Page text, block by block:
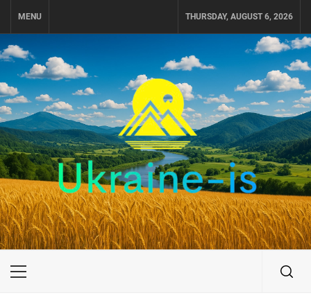
MENU THURSDAY, AUGUST 6, 2026
UKRAINE-IS
ПОДОРОЖI ПО УКРАЇНІ
Primary